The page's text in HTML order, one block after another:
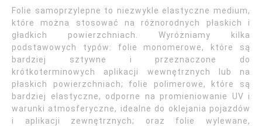
Folie samoprzylepne to niezwykle elastyczne medium,
które można stosować na różnorodnych płaskich i
gładkich powierzchniach. Wyróżniamy kilka
podstawowych typów: folie monomerowe, które są
bardziej sztywne i przeznaczone do
krótkoterminowych aplikacji wewnętrznych lub na
płaskich powierzchniach; folie polimerowe, które są
bardziej elastyczne, odporne na promieniowanie UV i
warunki atmosferyczne, idealne do oklejania pojazdów
i aplikacji zewnętrznych; oraz folie wylewane,